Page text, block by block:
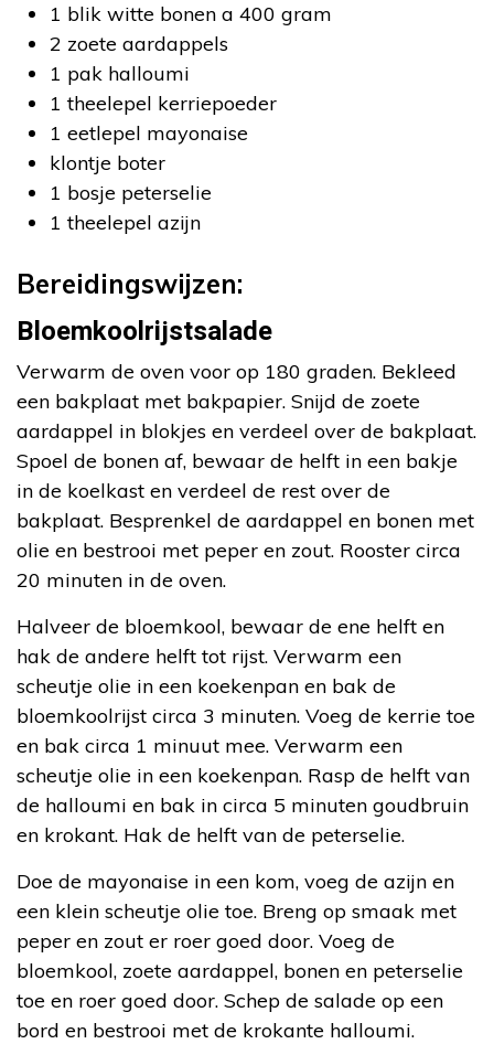
1 blik witte bonen a 400 gram
2 zoete aardappels
1 pak halloumi
1 theelepel kerriepoeder
1 eetlepel mayonaise
klontje boter
1 bosje peterselie
1 theelepel azijn
Bereidingswijzen:
Bloemkoolrijstsalade
Verwarm de oven voor op 180 graden. Bekleed
een bakplaat met bakpapier. Snijd de zoete
aardappel in blokjes en verdeel over de bakplaat.
Spoel de bonen af, bewaar de helft in een bakje
in de koelkast en verdeel de rest over de
bakplaat. Besprenkel de aardappel en bonen met
olie en bestrooi met peper en zout. Rooster circa
20 minuten in de oven.
Halveer de bloemkool, bewaar de ene helft en
hak de andere helft tot rijst. Verwarm een
scheutje olie in een koekenpan en bak de
bloemkoolrijst circa 3 minuten. Voeg de kerrie toe
en bak circa 1 minuut mee. Verwarm een
scheutje olie in een koekenpan. Rasp de helft van
de halloumi en bak in circa 5 minuten goudbruin
en krokant. Hak de helft van de peterselie.
Doe de mayonaise in een kom, voeg de azijn en
een klein scheutje olie toe. Breng op smaak met
peper en zout er roer goed door. Voeg de
bloemkool, zoete aardappel, bonen en peterselie
toe en roer goed door. Schep de salade op een
bord en bestrooi met de krokante halloumi.